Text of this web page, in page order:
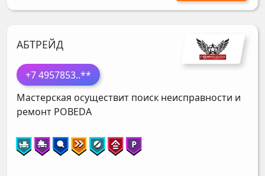
АБТРЕЙД
+7 4957853..**
Мастерская осуществит поиск неисправности и
ремонт POBEDA